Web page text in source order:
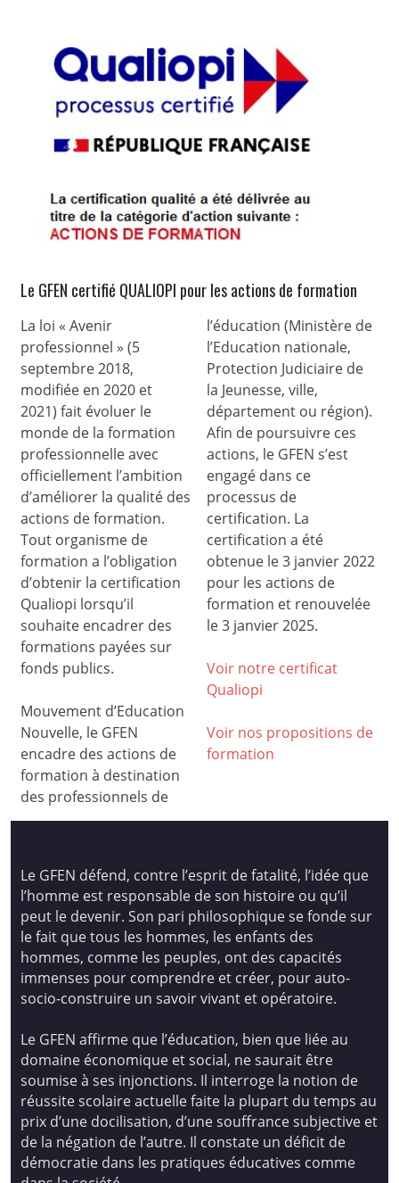
Le GFEN certifié QUALIOPI pour les actions de formation
La loi « Avenir
professionnel » (5
septembre 2018,
modifiée en 2020 et
2021) fait évoluer le
monde de la formation
professionnelle avec
officiellement l’ambition
d’améliorer la qualité des
actions de formation.
Tout organisme de
formation a l’obligation
d’obtenir la certification
Qualiopi lorsqu’il
souhaite encadrer des
formations payées sur
fonds publics.
Mouvement d’Education
Nouvelle, le GFEN
encadre des actions de
formation à destination
des professionnels de
l’éducation (Ministère de
l’Education nationale,
Protection Judiciaire de
la Jeunesse, ville,
département ou région).
Afin de poursuivre ces
actions, le GFEN s’est
engagé dans ce
processus de
certification. La
certification a été
obtenue le 3 janvier 2022
pour les actions de
formation et renouvelée
le 3 janvier 2025.
Voir notre certificat
Qualiopi
Voir nos propositions de
formation
Le GFEN défend, contre l’esprit de fatalité, l’idée que
l’homme est responsable de son histoire ou qu’il
peut le devenir. Son pari philosophique se fonde sur
le fait que tous les hommes, les enfants des
hommes, comme les peuples, ont des capacités
immenses pour comprendre et créer, pour auto-
socio-construire un savoir vivant et opératoire.
Le GFEN affirme que l’éducation, bien que liée au
domaine économique et social, ne saurait être
soumise à ses injonctions. Il interroge la notion de
réussite scolaire actuelle faite la plupart du temps au
prix d’une docilisation, d’une souffrance subjective et
de la négation de l’autre. Il constate un déficit de
démocratie dans les pratiques éducatives comme